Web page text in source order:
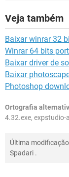
Veja também
Baixar winrar 32
Winrar 64 bits
Baixar driver de
Baixar
Photoshop
Ortografia
4.32.exe,
Última
Spadari .